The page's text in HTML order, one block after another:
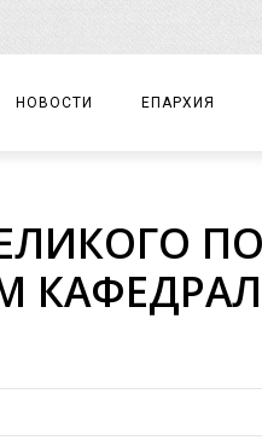
НОВОСТИ ЕПАРХИЯ
ЕПАРХИАЛЬНОЕ
ДОКУМЕНТЫ
ДУХОВЕНСТВО
БЛАГОЧИНИЯ